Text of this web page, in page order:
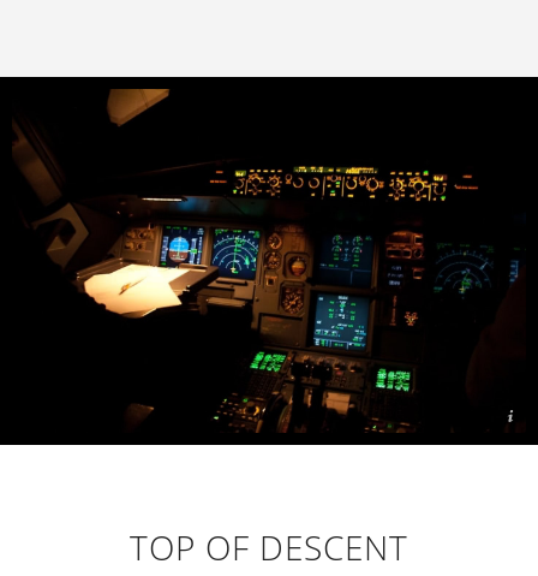
By Curimedia - CC BY 2.0, Wikimedia Commons
TOP OF DESCENT